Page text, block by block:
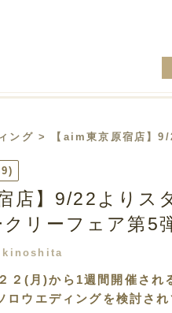
ング > 【aim東京原宿店】
店】9/22よりス
リーフェア第5
kinoshita
２(月)から1週間開催され
ウエディングを検討さ